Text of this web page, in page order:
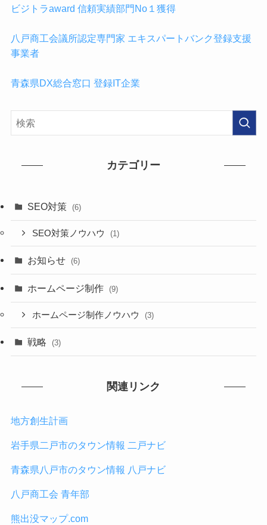
ビジトラaward 信頼実績部門No１獲得
八戸商工会議所認定専門家 エキスパートバンク登録支援
事業者
青森県DX総合窓口 登録IT企業
カテゴリー
SEO対策 (6)
SEO対策ノウハウ (1)
お知らせ (6)
ホームページ制作 (9)
ホームページ制作ノウハウ (3)
戦略 (3)
関連リンク
地方創生計画
岩手県二戸市のタウン情報 二戸ナビ
青森県八戸市のタウン情報 八戸ナビ
八戸商工会 青年部
熊出没マップ.com